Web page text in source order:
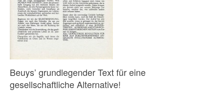
Beuys’ grundlegender Text für eine
gesellschaftliche Alternative!